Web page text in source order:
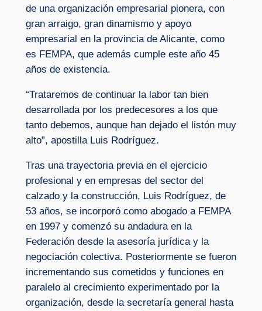
de una organización empresarial pionera, con
gran arraigo, gran dinamismo y apoyo
empresarial en la provincia de Alicante, como
es FEMPA, que además cumple este año 45
años de existencia.
“Trataremos de continuar la labor tan bien
desarrollada por los predecesores a los que
tanto debemos, aunque han dejado el listón muy
alto”, apostilla Luis Rodríguez.
Tras una trayectoria previa en el ejercicio
profesional y en empresas del sector del
calzado y la construcción, Luis Rodríguez, de
53 años, se incorporó como abogado a FEMPA
en 1997 y comenzó su andadura en la
Federación desde la asesoría jurídica y la
negociación colectiva. Posteriormente se fueron
incrementando sus cometidos y funciones en
paralelo al crecimiento experimentado por la
organización, desde la secretaría general hasta